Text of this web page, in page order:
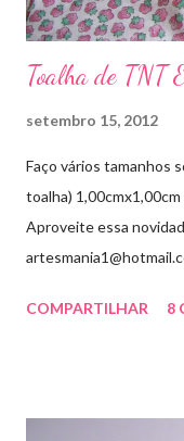
Toalha de TNT
setembro 15, 2012
Faço vários tamanhos
toalha)
Aproveite essa
COMPARTILHAR 8